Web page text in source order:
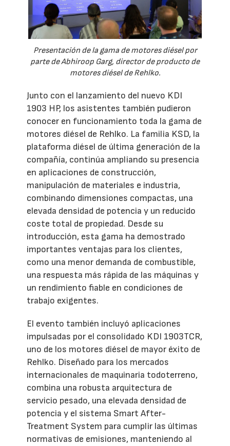
Presentación de la gama de motores diésel por
parte de Abhiroop Garg, director de producto de
motores diésel de Rehlko.
Junto con el lanzamiento del nuevo KDI
1903 HP, los asistentes también pudieron
conocer en funcionamiento toda la gama de
motores diésel de Rehlko. La familia KSD, la
plataforma diésel de última generación de la
compañía, continúa ampliando su presencia
en aplicaciones de construcción,
manipulación de materiales e industria,
combinando dimensiones compactas, una
elevada densidad de potencia y un reducido
coste total de propiedad. Desde su
introducción, esta gama ha demostrado
importantes ventajas para los clientes,
como una menor demanda de combustible,
una respuesta más rápida de las máquinas y
un rendimiento fiable en condiciones de
trabajo exigentes.
El evento también incluyó aplicaciones
impulsadas por el consolidado KDI 1903TCR,
uno de los motores diésel de mayor éxito de
Rehlko. Diseñado para los mercados
internacionales de maquinaria todoterreno,
combina una robusta arquitectura de
servicio pesado, una elevada densidad de
potencia y el sistema Smart After-
Treatment System para cumplir las últimas
normativas de emisiones, manteniendo al